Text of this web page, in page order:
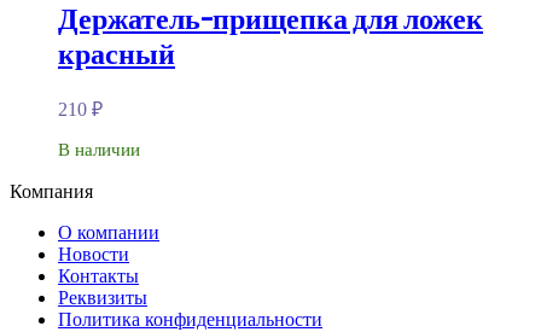
Держатель-прищепка для ложек
красный
210 ₽
В наличии
Компания
О компании
Новости
Контакты
Реквизиты
Политика конфиденциальности